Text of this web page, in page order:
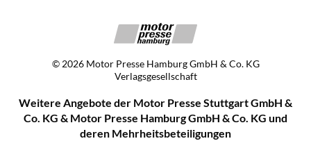
©2026 Motor Presse Hamburg GmbH & Co. KG
Verlagsgesellschaft
Weitere Angebote der Motor Presse Stuttgart GmbH &
Co. KG & Motor Presse Hamburg GmbH & Co. KG und
deren Mehrheitsbeteiligungen